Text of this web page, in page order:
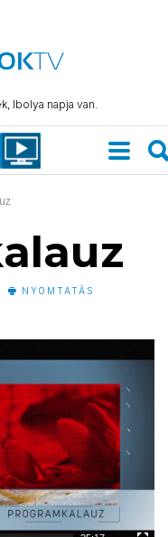
Ibolya napja van.
NYOMTATÁS